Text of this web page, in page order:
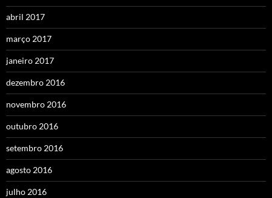
abril 2017
março 2017
janeiro 2017
dezembro 2016
novembro 2016
outubro 2016
setembro 2016
agosto 2016
julho 2016